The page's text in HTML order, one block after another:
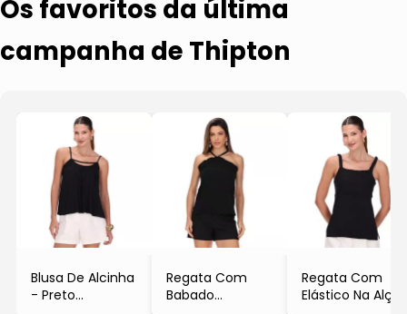
Os favoritos da última
campanha de Thipton
Blusa De Alcinha
- Preto
Regata Com
Babado
Regata Com
Elástico Na Alça